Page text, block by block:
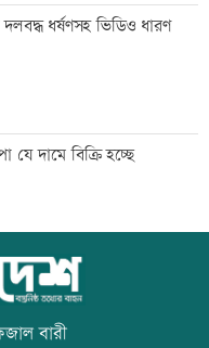
কবর জিয়ারত করলেন
বিচারের দাবিতে বিক্ষোভ
বিরুদ্ধে শ্বশুরের
দলবদ্ধ ধর্ষণসহ ভিডিও ধারণ
যে দামে বিক্রি হচ্ছে
নিয়োগ বিজ্ঞপ্তি
বারী